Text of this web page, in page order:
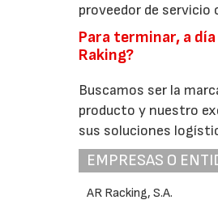
proveedor de servicio
Para terminar, a
Raking?
Buscamos ser la
producto y nuestro
sus soluciones
EMPRESAS O
AR Racking, S.A.